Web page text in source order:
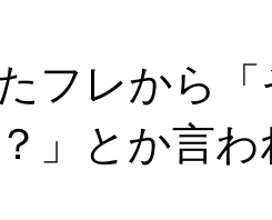
フレから
」とか言